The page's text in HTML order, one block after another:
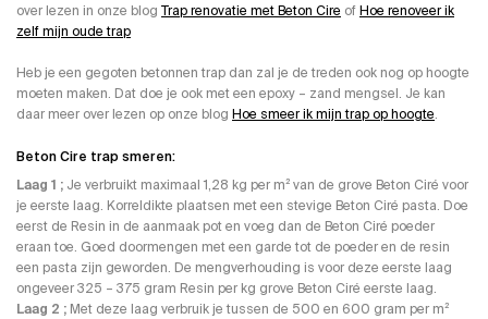
over lezen in onze blog Trap renovatie met Beton Cire ofHoe renoveer ik
zelf mijn oude trap
Heb je een gegoten betonnen trap dan zal je de treden ook nog op hoogte
moeten maken. Dat doe je ook met een epoxy – zand mengsel. Je kan
daar meer over lezen op onze blog Hoe smeer ik mijn trap op hoogte.
Beton Cire trap smeren:
Laag 1 ; Je verbruikt maximaal 1,28 kg per m² van de grove Beton Ciré voor
je eerste laag. Korreldikte plaatsen met een stevige Beton Ciré pasta. Doe
eerst de Resin in de aanmaak pot en voeg dan de Beton Ciré poeder
eraan toe. Goed doormengen met een garde tot de poeder en de resin
een pasta zijn geworden. De mengverhouding is voor deze eerste laag
ongeveer 325 – 375 gram Resin per kg grove Beton Ciré eerste laag.
Laag 2 ; Met deze laag verbruik je tussen de 500 en 600 gram per m²